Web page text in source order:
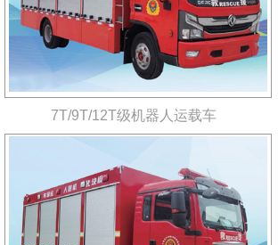
7T/9T/12T级机器人运载车